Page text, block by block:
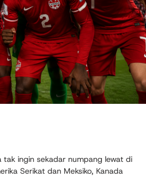
tak ingin sekadar numpang lewat di
Serikat dan Meksiko, Kanada